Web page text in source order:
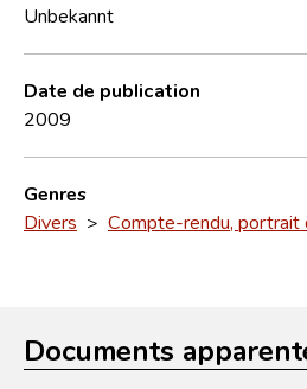
Unbekannt
Date de publication
2009
Genres
Divers > Compte-rendu, portrait
Documents